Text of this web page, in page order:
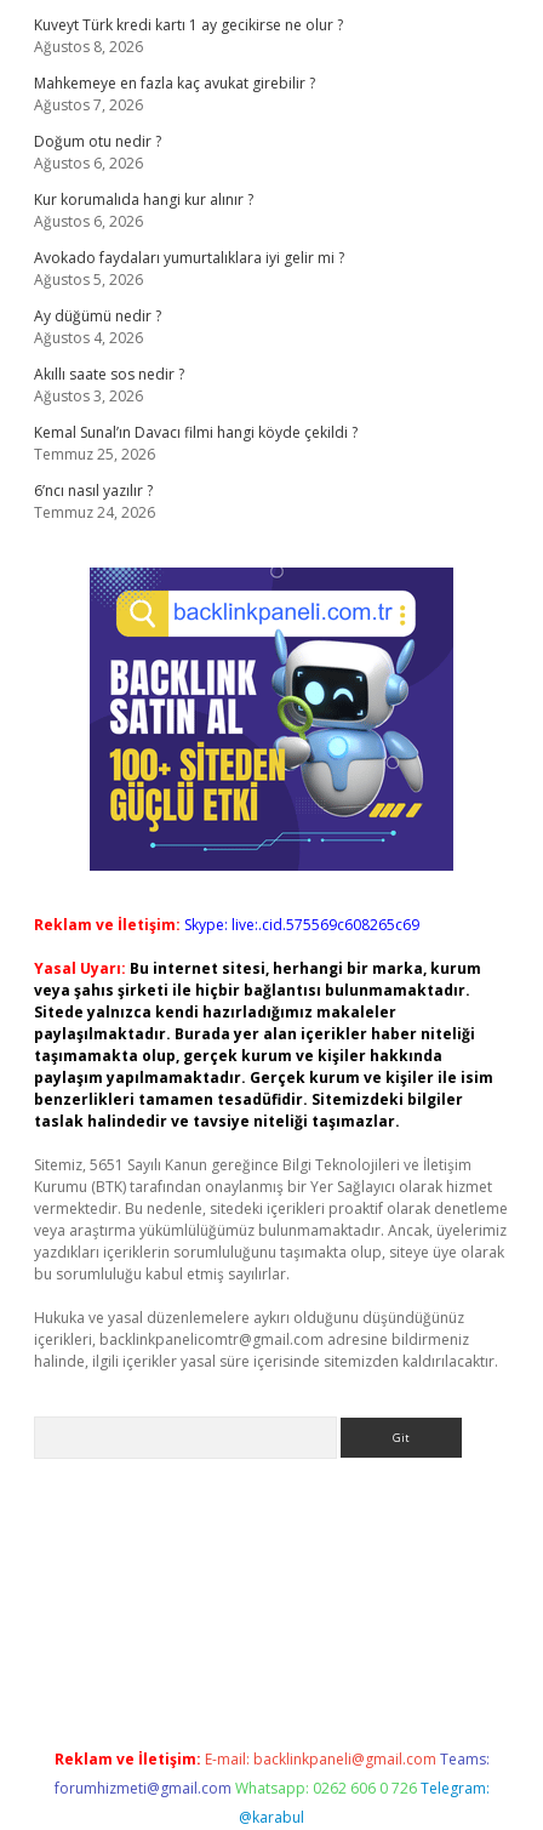
Kuveyt Türk kredi kartı 1 ay gecikirse ne olur ?
Ağustos 8, 2026
Mahkemeye en fazla kaç avukat girebilir ?
Ağustos 7, 2026
Doğum otu nedir ?
Ağustos 6, 2026
Kur korumalıda hangi kur alınır ?
Ağustos 6, 2026
Avokado faydaları yumurtalıklara iyi gelir mi ?
Ağustos 5, 2026
Ay düğümü nedir ?
Ağustos 4, 2026
Akıllı saate sos nedir ?
Ağustos 3, 2026
Kemal Sunal’ın Davacı filmi hangi köyde çekildi ?
Temmuz 25, 2026
6’ncı nasıl yazılır ?
Temmuz 24, 2026
Reklam ve İletişim: Skype: live:.cid.575569c608265c69
Yasal Uyarı: Bu internet sitesi, herhangi bir marka, kurum
veya şahıs şirketi ile hiçbir bağlantısı bulunmamaktadır.
Sitede yalnızca kendi hazırladığımız makaleler
paylaşılmaktadır. Burada yer alan içerikler haber niteliği
taşımamakta olup, gerçek kurum ve kişiler hakkında
paylaşım yapılmamaktadır. Gerçek kurum ve kişiler ile isim
benzerlikleri tamamen tesadüfidir. Sitemizdeki bilgiler
taslak halindedir ve tavsiye niteliği taşımazlar.
Sitemiz, 5651 Sayılı Kanun gereğince Bilgi Teknolojileri ve İletişim
Kurumu (BTK) tarafından onaylanmış bir Yer Sağlayıcı olarak hizmet
vermektedir. Bu nedenle, sitedeki içerikleri proaktif olarak denetleme
veya araştırma yükümlülüğümüz bulunmamaktadır. Ancak, üyelerimiz
yazdıkları içeriklerin sorumluluğunu taşımakta olup, siteye üye olarak
bu sorumluluğu kabul etmiş sayılırlar.
Hukuka ve yasal düzenlemelere aykırı olduğunu düşündüğünüz
içerikleri, backlinkpanelicomtr@gmail.com adresine bildirmeniz
halinde, ilgili içerikler yasal süre içerisinde sitemizden kaldırılacaktır.
Reklam ve İletişim: E-mail: backlinkpaneli@gmail.com Teams:
forumhizmeti@gmail.com Whatsapp: 0262 606 0 726 Telegram:
@karabul